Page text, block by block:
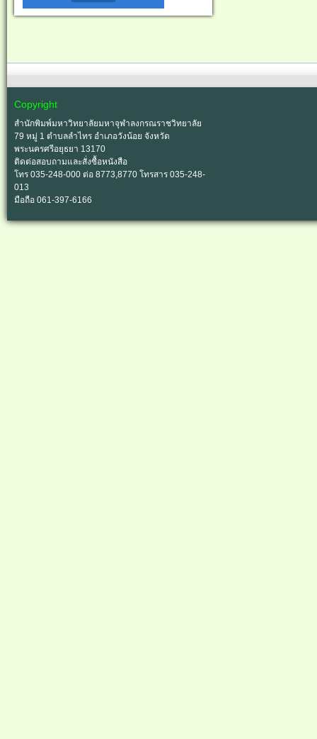
Copyright
สำนักพิมพ์มหาวิทยาลัยมหาจุฬาลงกรณราชวิทยาลัย
79 หมู่ 1 ตำบลลำไทร อำเภอวังน้อย จังหวัด
พระนครศรีอยุธยา 13170
ติดต่อสอบถามและสั่งซื้อหนังสือ
โทร 035-248-000 ต่อ 8773,8770 โทรสาร 035-248-
013
มือถือ 061-397-6166